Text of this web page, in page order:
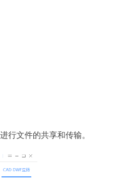
行文件的共享和传输。